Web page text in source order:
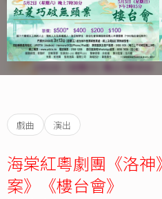
戲曲 演出
海棠紅粵劇團《洛
案》《樓台會》